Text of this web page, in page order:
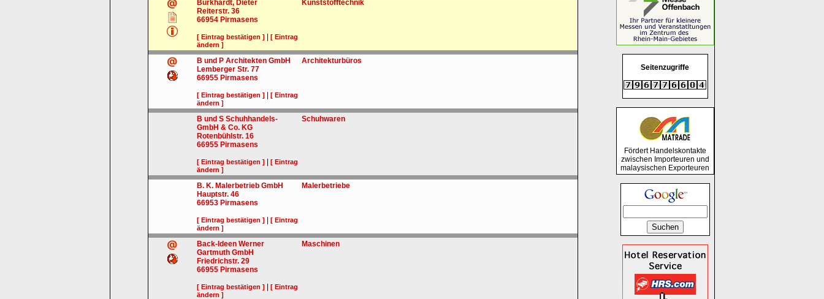
Burkhardt, Dieter
Reiterstr. 36
66954 Pirmasens
[ Eintrag bestätigen ]
[ Eintrag
ändern ]
Kunststofftechnik
B und P Architekten GmbH
Lemberger Str. 77
66955 Pirmasens
[ Eintrag bestätigen ]
[ Eintrag
ändern ]
Architekturbüros
B und S Schuhhandels-
GmbH & Co. KG
Rotenbühlstr. 16
66955 Pirmasens
[ Eintrag bestätigen ]
[ Eintrag
ändern ]
Schuhwaren
B. K. Malerbetrieb GmbH
Hauptstr. 46
66953 Pirmasens
[ Eintrag bestätigen ]
[ Eintrag
ändern ]
Malerbetriebe
Back-Ideen Werner
Gartmuth GmbH
Friedrichstr. 29
66955 Pirmasens
[ Eintrag bestätigen ]
[ Eintrag
ändern ]
Maschinen
Seitenzugriffe
Fördert Handelskontakte
zwischen Importeuren und
malaysischen Exporteuren